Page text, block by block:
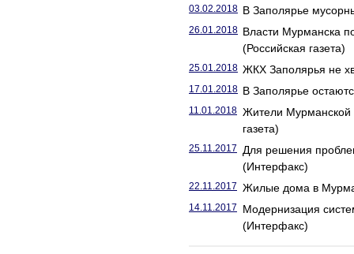
03.02.2018 В Заполярье
26.01.2018 Власти Мурманска
(Российская газета)
25.01.2018 ЖКХ Заполярья не
17.01.2018 В Заполярье
11.01.2018 Жители Мурманской
газета)
25.11.2017
Для решения
(Интерфакс)
22.11.2017 Жилые дома в
14.11.2017
Модернизация
(Интерфакс)